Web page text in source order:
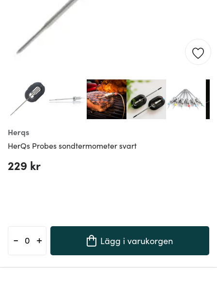
Herqs
HerQs Probes sondtermometer svart
229 kr
- + Lägg i varukorgen